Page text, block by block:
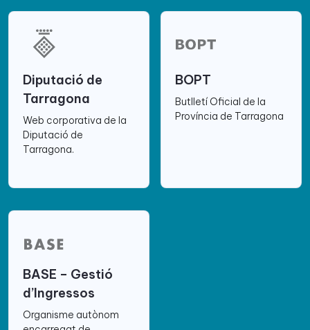
Diputació de
Tarragona
Web corporativa de la
Diputació de
Tarragona.
BOPT
Butlletí Oficial de la
Província de Tarragona
BASE – Gestió
d’Ingressos
Organisme autònom